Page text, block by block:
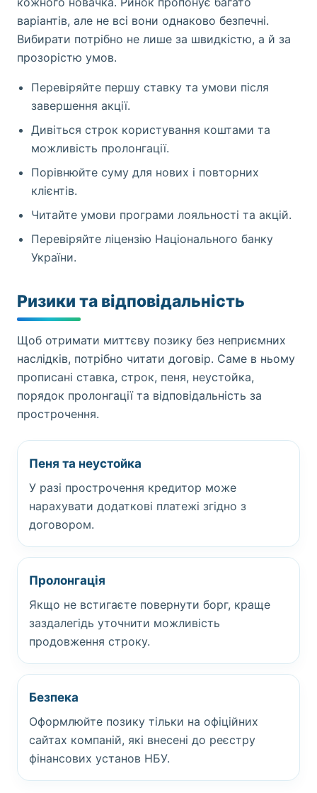
варіантів, але не всі вони однаково безпечні.
Вибирати потрібно не лише за швидкістю, а й за
прозорістю умов.
Перевіряйте першу ставку та умови після
завершення акції.
Дивіться строк користування коштами та
можливість пролонгації.
Порівнюйте суму для нових і повторних
клієнтів.
Читайте умови програми лояльності та акцій.
Перевіряйте ліцензію Національного банку
України.
Ризики та відповідальність
Щоб отримати миттєву позику без неприємних
наслідків, потрібно читати договір. Саме в ньому
прописані ставка, строк, пеня, неустойка,
порядок пролонгації та відповідальність за
прострочення.
Пеня та неустойка
У разі прострочення кредитор може
нарахувати додаткові платежі згідно з
договором.
Пролонгація
Якщо не встигаєте повернути борг, краще
заздалегідь уточнити можливість
продовження строку.
Безпека
Оформлюйте позику тільки на офіційних
сайтах компаній, які внесені до реєстру
фінансових установ НБУ.